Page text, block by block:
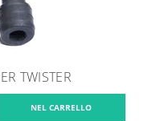
TWISTER